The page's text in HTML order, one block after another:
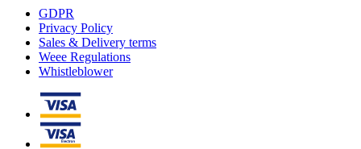
GDPR
Privacy Policy
Sales & Delivery terms
Weee Regulations
Whistleblower